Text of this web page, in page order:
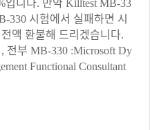
입니다. 만약 Killtest MB-33
330 시험에서 실패하면 시
액 환불해 드리겠습니다.
전부 MB-330 :Microsoft Dy
Functional Consultant